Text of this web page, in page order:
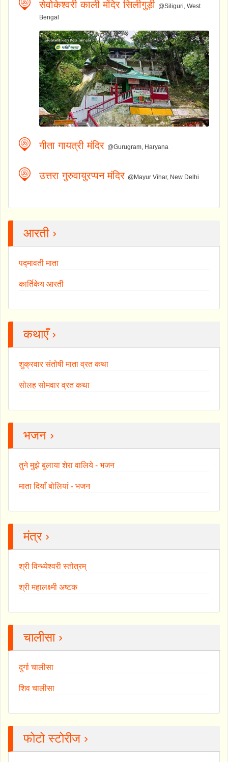
सेवोकेश्वरी काली मंदिर सिलीगुड़ी @Siliguri, West
Bengal
गीता गायत्री मंदिर @Gurugram, Haryana
उत्तरा गुरुवायुरप्पन मंदिर @Mayur Vihar, New Delhi
आरती ›
पद्मावती माता
कार्तिकेय आरती
कथाएँ ›
शुक्रवार संतोषी माता व्रत कथा
सोलह सोमवार व्रत कथा
भजन ›
तुने मुझे बुलाया शेरा वालिये - भजन
माता दियाँ बोलियां - भजन
मंत्र ›
श्री विन्ध्येश्वरी स्तोत्रम्
श्री महालक्ष्मी अष्टक
चालीसा ›
दुर्गा चालीसा
शिव चालीसा
फोटो स्टोरीज ›